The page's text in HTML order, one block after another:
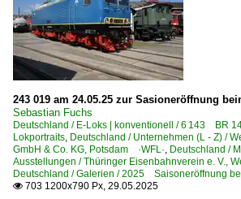
Wassertürme und -kräne
Dampfloks
BR 52 DR 52.1-7/52.9 ·Kriegslok·
Detailfotos
Anschriften, Logos
Scheinwerfer, Leuchten, Lampen
~ Sonstiges
243 019 am 24.05.25 zur Sasioneröffnung
Sebastian Fuchs
Deutschland / E-Loks | konventionell / 6 143 BR
Lokportraits, Deutschland / Unternehmen (L - Z) /
GmbH & Co. KG, Potsdam ·WFL·, Deutschland /
Ausstellungen / Thüringer Eisenbahnverein e. V.,
Deutschland / Galerien / 2025 Saisoneröffnung
 703 1200x790 Px, 29.05.2025